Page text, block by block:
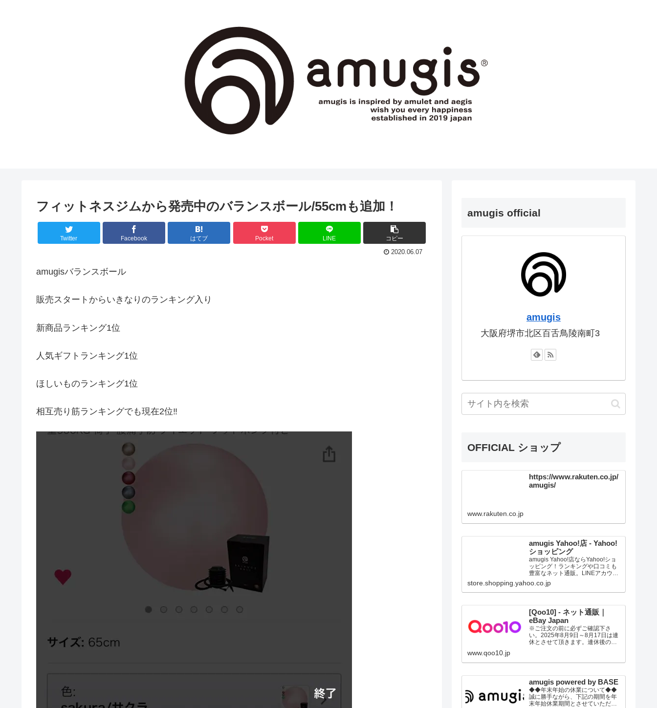
フィットネスジムから発売中のバランスボール/55cmも追加！
Twitter Facebook はてブ Pocket LINE コピー
2020.06.07
amugisバランスボール
販売スタートからいきなりのランキング入り
新商品ランキング1位
人気ギフトランキング1位
ほしいものランキング1位
相互売り筋ランキングでも現在2位‼️
amugis official
amugis
大阪府堺市北区百舌鳥陵南町3
OFFICIAL ショップ
https://www.rakuten.co.jp/
amugis/
www.rakuten.co.jp
amugis Yahoo!店 - Yahoo!
ショッピング
amugis Yahoo!店ならYahoo!ショ
ッピング！ランキングや口コミも
豊富なネット通販。LINEアカウン
ト連携でPayPayポイント毎日5%
（上限あり）Yahoo!ショッピング
スマホアプリも充実で毎日どこか
求めいただけます。
store.shopping.yahoo.co.jp
[Qoo10] - ネット通販｜
eBay Japan
※ご注文の前に必ずご確認下さ
い。2025年8月9日～8月17日は連
休とさせて頂きます。連休後の発
の上、ご注文頂きます事をお願い
www.qoo10.jp
amugis powered by BASE
◆◆年末年始の休業について◆◆
誠に勝手ながら、下記の期間を年
末年始休業期間とさせていただき